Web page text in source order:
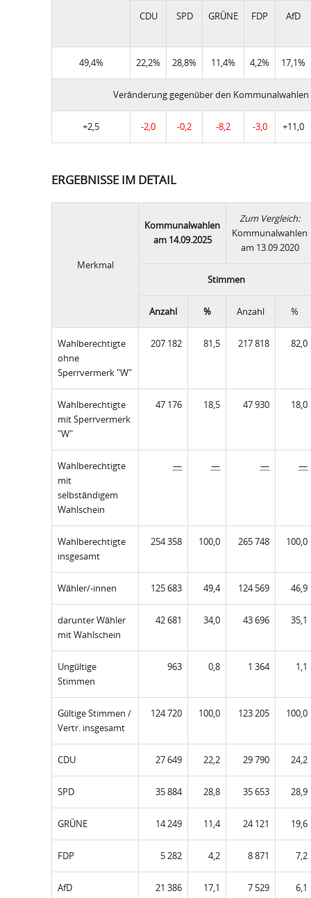
CDU SPD GRÜNE FDP AfD
49,4% 22,2% 28,8% 11,4% 4,2% 17,1%
Veränderung gegenüber den Kommunalwahlen
+2,5 -2,0 -0,2 -8,2 -3,0 +11,0
ERGEBNISSE IM DETAIL
Merkmal
Kommunalwahlen
am 14.09.2025
Zum Vergleich:
Kommunalwahlen
am 13.09.2020
Stimmen
Anzahl % Anzahl %
Wahlberechtigte
ohne
Sperrvermerk "W"
207 182 81,5 217 818 82,0
Wahlberechtigte
mit Sperrvermerk
"W"
47 176 18,5 47 930 18,0
Wahlberechtigte
mit
selbständigem
Wahlschein
— — — —
Wahlberechtigte
insgesamt
254 358 100,0 265 748 100,0
Wähler/-innen 125 683 49,4 124 569 46,9
darunter Wähler
mit Wahlschein
42 681 34,0 43 696 35,1
Ungültige
Stimmen
963 0,8 1 364 1,1
Gültige Stimmen /
Vertr. insgesamt
124 720 100,0 123 205 100,0
CDU 27 649 22,2 29 790 24,2
SPD 35 884 28,8 35 653 28,9
GRÜNE 14 249 11,4 24 121 19,6
FDP 5 282 4,2 8 871 7,2
AfD 21 386 17,1 7 529 6,1